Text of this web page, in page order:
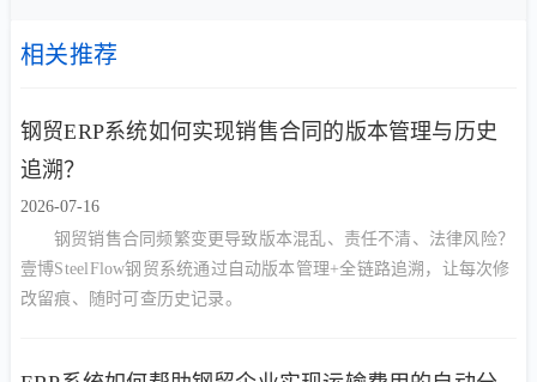
相关推荐
钢贸ERP系统如何实现销售合同的版本管理与历史
追溯？
2026-07-16
钢贸销售合同频繁变更导致版本混乱、责任不清、法律风险？
壹博SteelFlow钢贸系统通过自动版本管理+全链路追溯，让每次修
改留痕、随时可查历史记录。